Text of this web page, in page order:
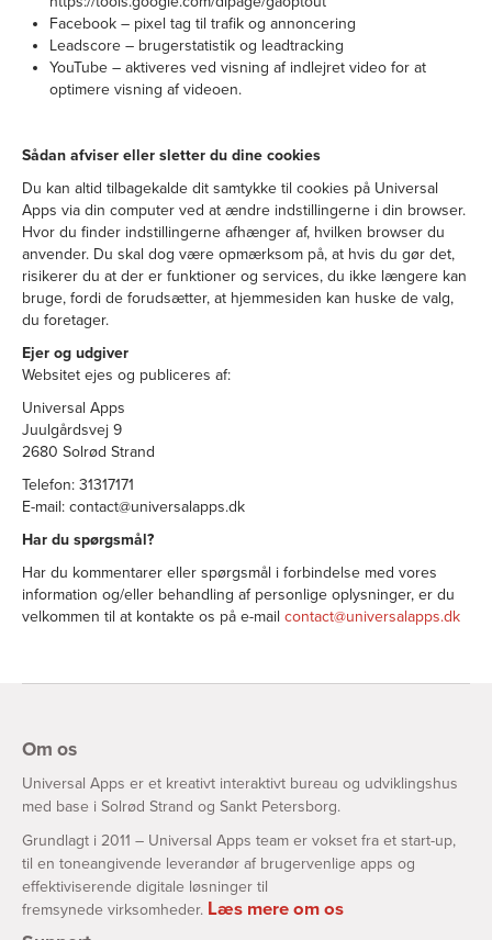
Facebook – pixel tag til trafik og annoncering
Leadscore – brugerstatistik og leadtracking
YouTube – aktiveres ved visning af indlejret video for at
optimere visning af videoen.
Sådan afviser eller sletter du dine cookies
Du kan altid tilbagekalde dit samtykke til cookies på Universal
Apps via din computer ved at ændre indstillingerne i din browser.
Hvor du finder indstillingerne afhænger af, hvilken browser du
anvender. Du skal dog være opmærksom på, at hvis du gør det,
risikerer du at der er funktioner og services, du ikke længere kan
bruge, fordi de forudsætter, at hjemmesiden kan huske de valg,
du foretager.
Ejer og udgiver
Websitet ejes og publiceres af:
Universal Apps
Juulgårdsvej 9
2680 Solrød Strand
Telefon: 31317171
E-mail: contact@universalapps.dk
Har du spørgsmål?
Har du kommentarer eller spørgsmål i forbindelse med vores
information og/eller behandling af personlige oplysninger, er du
velkommen til at kontakte os på e-mail contact@universalapps.dk
Om os
Universal Apps er et kreativt interaktivt bureau og udviklingshus
med base i Solrød Strand og Sankt Petersborg.
Grundlagt i 2011 – Universal Apps team er vokset fra et start-up,
til en toneangivende leverandør af brugervenlige apps og
effektiviserende digitale løsninger til
fremsynede virksomheder. Læs mere om os